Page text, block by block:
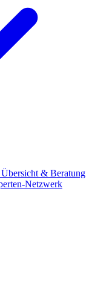
Übersicht & Beratung
Netzwerk